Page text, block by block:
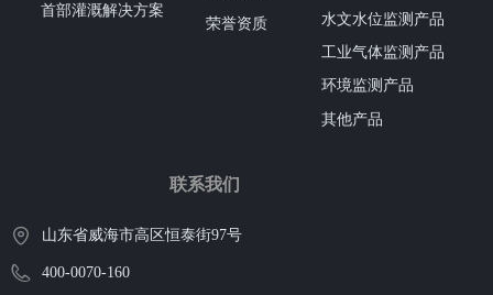
联系我们
山东省威海市高区恒泰街97号
400-0070-160
水文水位监测产品
工业气体监测产品
环境监测产品
其他产品
首部灌溉解决方案
荣誉资质